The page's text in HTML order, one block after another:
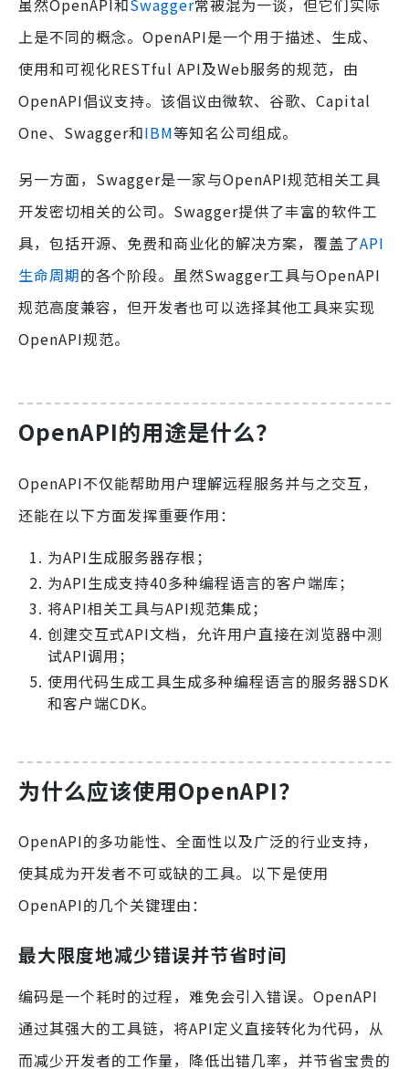
虽然OpenAPI和Swagger常被混为一谈，但它们实际
上是不同的概念。OpenAPI是一个用于描述、生成、
使用和可视化RESTful API及Web服务的规范，由
OpenAPI倡议支持。该倡议由微软、谷歌、Capital
One、Swagger和IBM等知名公司组成。
另一方面，Swagger是一家与OpenAPI规范相关工具
开发密切相关的公司。Swagger提供了丰富的软件工
具，包括开源、免费和商业化的解决方案，覆盖了API
生命周期的各个阶段。虽然Swagger工具与OpenAPI
规范高度兼容，但开发者也可以选择其他工具来实现
OpenAPI规范。
OpenAPI的用途是什么？
OpenAPI不仅能帮助用户理解远程服务并与之交互，
还能在以下方面发挥重要作用：
为API生成服务器存根；
为API生成支持40多种编程语言的客户端库；
将API相关工具与API规范集成；
创建交互式API文档，允许用户直接在浏览器中测
试API调用；
使用代码生成工具生成多种编程语言的服务器SDK
和客户端CDK。
为什么应该使用OpenAPI？
OpenAPI的多功能性、全面性以及广泛的行业支持，
使其成为开发者不可或缺的工具。以下是使用
OpenAPI的几个关键理由：
最大限度地减少错误并节省时间
编码是一个耗时的过程，难免会引入错误。OpenAPI
通过其强大的工具链，将API定义直接转化为代码，从
而减少开发者的工作量，降低出错几率，并节省宝贵的